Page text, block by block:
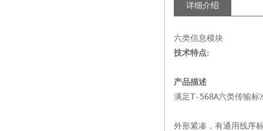
详细介绍
六类信息模块
技术特点:
产品描述
满足T-568A六类传输标
外形紧凑，有通用线序